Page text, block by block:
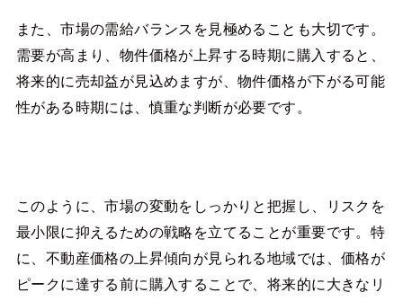
また、市場の需給バランスを見極めることも大切です。
需要が高まり、物件価格が上昇する時期に購入すると、
将来的に売却益が見込めますが、物件価格が下がる可能
性がある時期には、慎重な判断が必要です。
このように、市場の変動をしっかりと把握し、リスクを
最小限に抑えるための戦略を立てることが重要です。特
に、不動産価格の上昇傾向が見られる地域では、価格が
ピークに達する前に購入することで、将来的に大きなリ